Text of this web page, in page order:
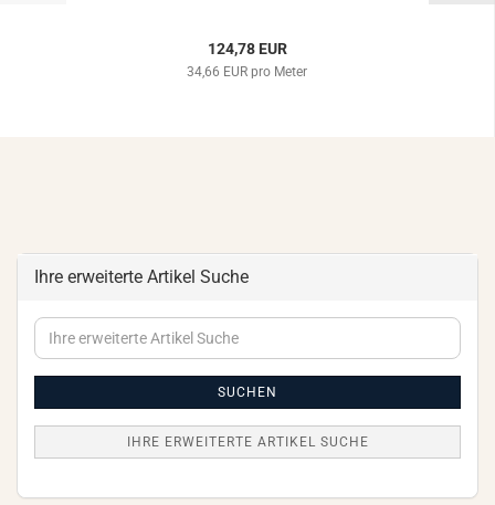
124,78 EUR
34,66 EUR pro Meter
Ihre erweiterte Artikel Suche
Ihre
erweiterte
SUCHEN
IHRE ERWEITERTE ARTIKEL SUCHE